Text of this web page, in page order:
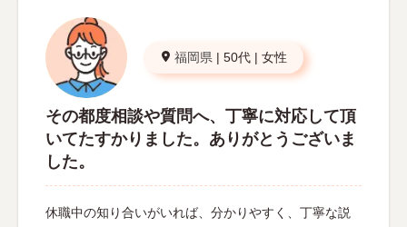
福岡県 | 50代 | 女性
その都度相談や質問へ、丁寧に対応して頂
いてたすかりました。ありがとうございま
した。
休職中の知り合いがいれば、分かりやすく、丁寧な説